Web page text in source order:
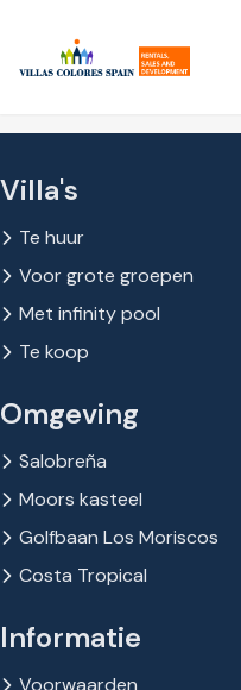
hoofdinhoud
Villa's
Te huur
Voor grote groepen
Met infinity pool
Te koop
Omgeving
Salobreña
Moors kasteel
Golfbaan Los Moriscos
Costa Tropical
Informatie
Voorwaarden